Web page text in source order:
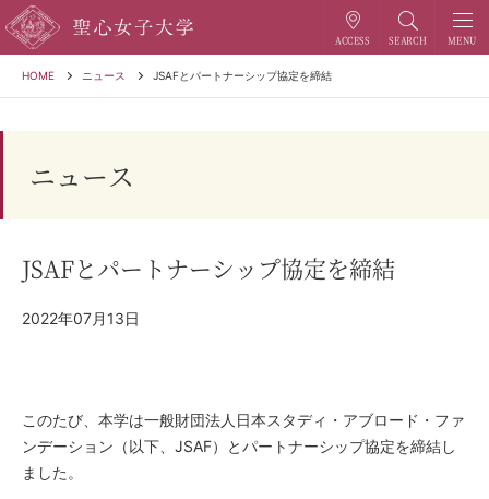
HOME ニュース JSAFとパートナーシップ協定を締結
ニュース
JSAFとパートナーシップ協定を締結
2022年07月13日
このたび、本学は一般財団法人日本スタディ・アブロード・ファ
ンデーション（以下、JSAF）とパートナーシップ協定を締結し
ました。